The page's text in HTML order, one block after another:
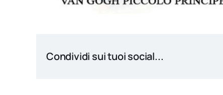
Condividi sui tuoi social...